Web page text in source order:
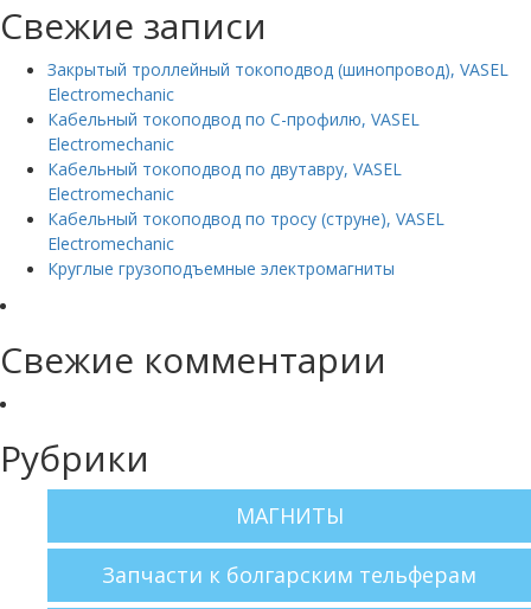
Свежие записи
Закрытый троллейный токоподвод (шинопровод), VASEL
Electromechanic
Кабельный токоподвод по C-профилю, VASEL
Electromechanic
Кабельный токоподвод по двутавру, VASEL
Electromechanic
Кабельный токоподвод по тросу (струне), VASEL
Electromechanic
Круглые грузоподъемные электромагниты
Свежие комментарии
Рубрики
МАГНИТЫ
Запчасти к болгарским тельферам